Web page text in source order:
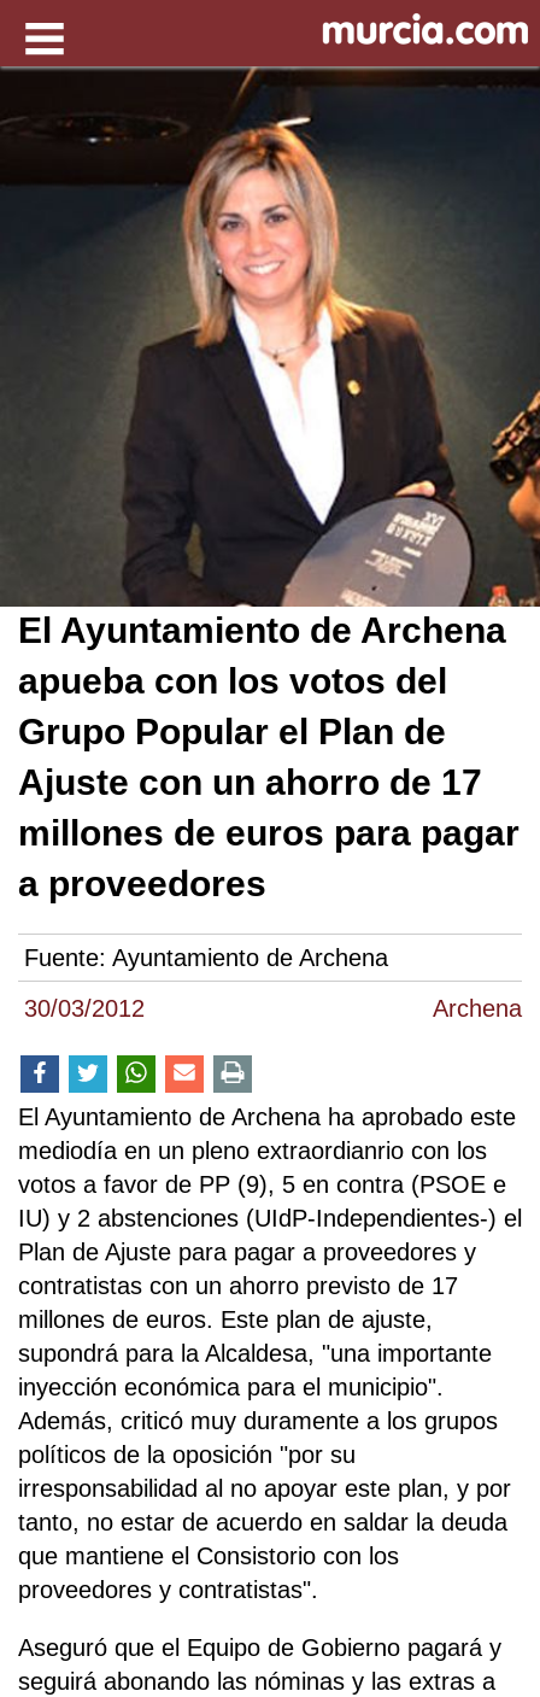
30/03/2012 Archena
El Ayuntamiento de Archena
apueba con los votos del
Grupo Popular el Plan de
Ajuste con un ahorro de 17
millones de euros para pagar
a proveedores
Fuente: Ayuntamiento de Archena
El Ayuntamiento de Archena ha aprobado este
mediodía en un pleno extraordianrio con los
votos a favor de PP (9), 5 en contra (PSOE e
IU) y 2 abstenciones (UIdP-Independientes-) el
Plan de Ajuste para pagar a proveedores y
contratistas con un ahorro previsto de 17
millones de euros. Este plan de ajuste,
supondrá para la Alcaldesa, "una importante
inyección económica para el municipio".
Además, criticó muy duramente a los grupos
políticos de la oposición "por su
irresponsabilidad al no apoyar este plan, y por
tanto, no estar de acuerdo en saldar la deuda
que mantiene el Consistorio con los
proveedores y contratistas".
Aseguró que el Equipo de Gobierno pagará y
seguirá abonando las nóminas y las extras a